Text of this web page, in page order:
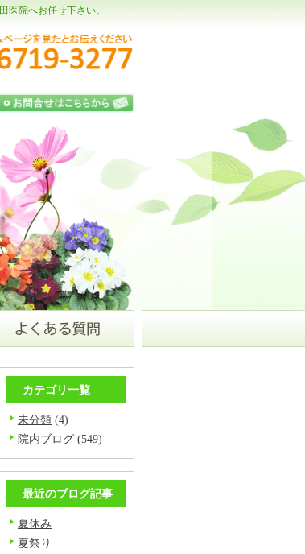
医院へお任せ下さい。
カテゴリ一覧
未分類 (4)
院内ブログ (549)
最近のブログ記事
夏休み
夏祭り